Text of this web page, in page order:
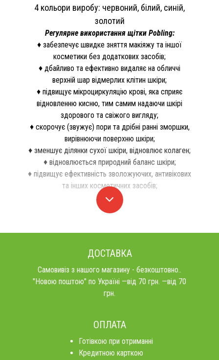
4 кольори виробу: червоний, білий, синій,
золотий
Регулярне використання щітки Pobling:
♦ забезпечує швидке зняття макіяжу та іншої
косметики без додаткових засобів;
♦ дбайливо та ефективно видаляє на обличчі
верхній шар відмерлих клітин шкіри;
♦ підвищує мікроциркуляцію крові, яка сприяє
відновленню кисню, тим самим надаючи шкірі
здорового та свіжого вигляду;
♦ скорочує (звужує) пори та дрібні ранні зморшки,
вирівнюючи поверхню шкіри;
♦ зменшує ділянки сухої шкіри, відновлює колаген;
♦ відновлюється природний баланс шкіри;
♦ підвищує ефективність зволожуючих, антивікових
та інших косметичних засобів;
ДОСТАВКА
Самовивіз з нашого магазину - безкоштовно..
"Новою поштою" по Україні —від 70 грн. —від 70
грн.
ОПЛАТА
Готівкою при отриманні
Кредитною карткою